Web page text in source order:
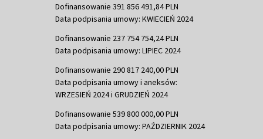
Dofinansowanie 391 856 491,84 PLN
Data podpisania umowy: KWIECIEŃ 2024
Dofinansowanie 237 754 754,24 PLN
Data podpisania umowy: LIPIEC 2024
Dofinansowanie 290 817 240,00 PLN
Data podpisania umowy i aneksów:
WRZESIEŃ 2024 i GRUDZIEŃ 2024
Dofinansowanie 539 800 000,00 PLN
Data podpisania umowy: PAŹDZIERNIK 2024